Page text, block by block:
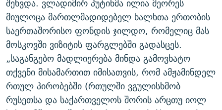
შეხვდა. ვლადიმირ პუტინმა ილია მეორეს
მიულოცა მართლმადიდებელ ხალხთა ერთობის
საერთაშორისო ფონდის ჯილდო, რომელიც მას
მოსკოვში ვიზიტის ფარგლებში გადასცეს.
„საგანგებო მადლიერება მინდა გამოვხატო
თქვენი მისამართით იმისათვის, რომ ამჟამინდელ
რთულ პირობებში (რთულში ვგულისხმობ
რუსეთსა და საქართველოს შორის არცთუ იოლ